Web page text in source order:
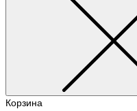
Корзина